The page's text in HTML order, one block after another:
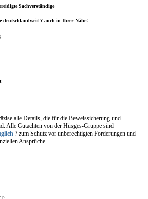
Sachverständige
deutschlandweit ? auch in Ihrer Nähe!
alle Details, die für die Beweissicherung und
Alle Gutachten von der Hüsges-Gruppe sind
? zum Schutz vor unberechtigten Forderungen und
Ansprüche.